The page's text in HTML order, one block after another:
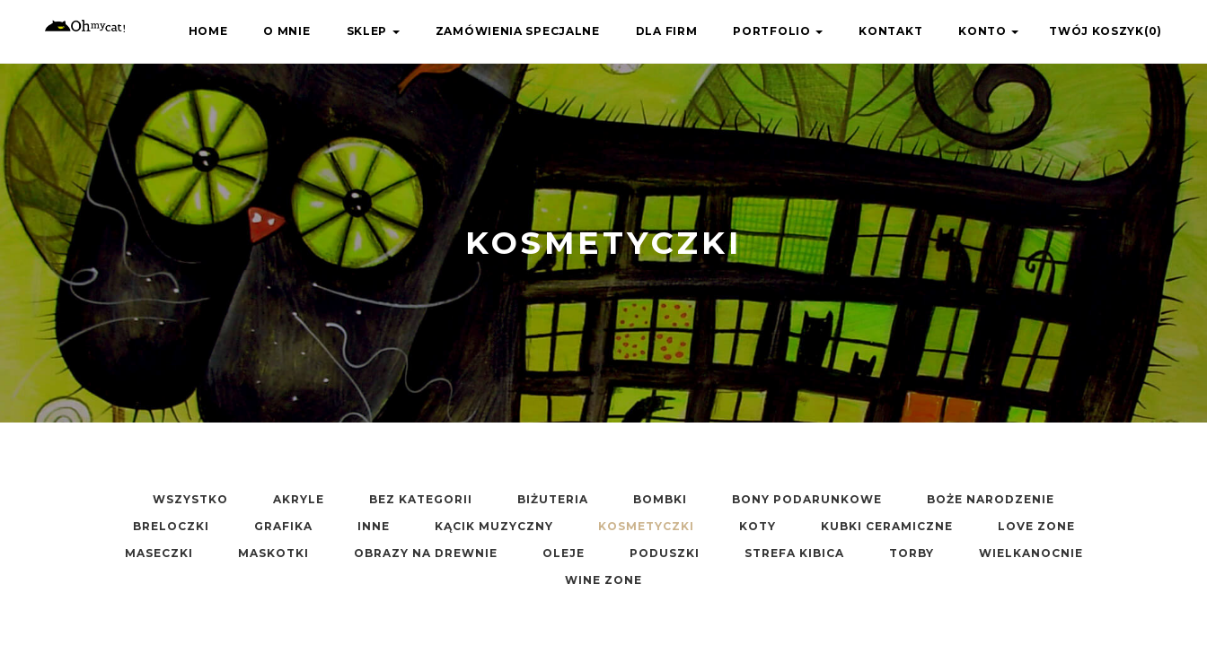
content
HOME O MNIE SKLEP ZAMÓWIENIA SPECJALNE DLA FIRM PORTFOLIO KONTAKT KONTO TWÓJ KOSZYK(0)
KOSMETYCZKI
WSZYSTKO AKRYLE BEZ KATEGORII BIŻUTERIA BOMBKI BONY PODARUNKOWE
BOŻE NARODZENIE
BRELOCZKI
GRAFIKA INNE KĄCIK MUZYCZNY KOSMETYCZKI KOTY KUBKI CERAMICZNE
LOVE ZONE
MASECZKI
MASKOTKI OBRAZY NA DREWNIE OLEJE PODUSZKI STREFA KIBICA TORBY
WIELKANOCNIE
WINE ZONE